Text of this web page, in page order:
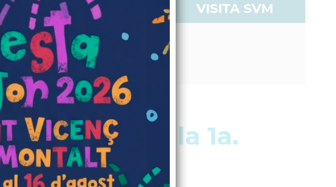
VIURE A SVM VISITA SVM
Convocada la 1a.